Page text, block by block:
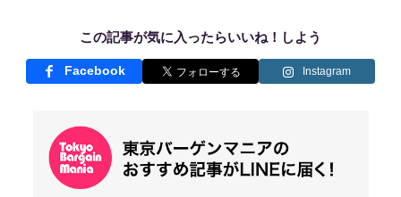
この記事が気に入ったらいいね！しよう
Facebook Instagram